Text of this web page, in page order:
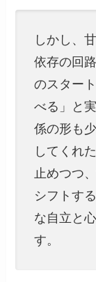
しかし、
依存の回
のスター
べる」と
係の形も
してくれ
止めつつ
シフトす
な自立と
す。